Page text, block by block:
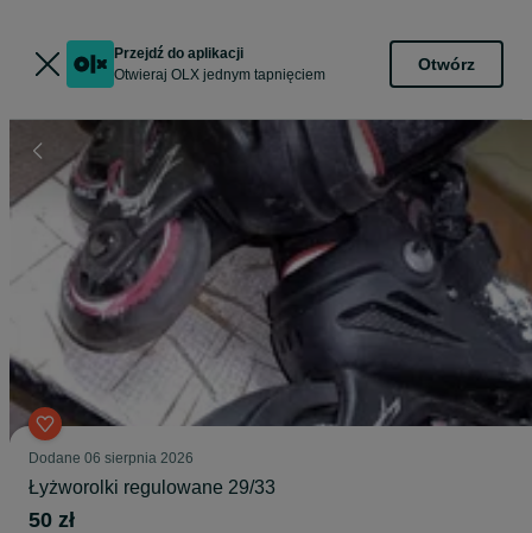
Przejdź do aplikacji
Otwieraj OLX jednym tapnięciem
Otwórz
Dodane 06 sierpnia 2026
Łyżworolki regulowane 29/33
50 zł